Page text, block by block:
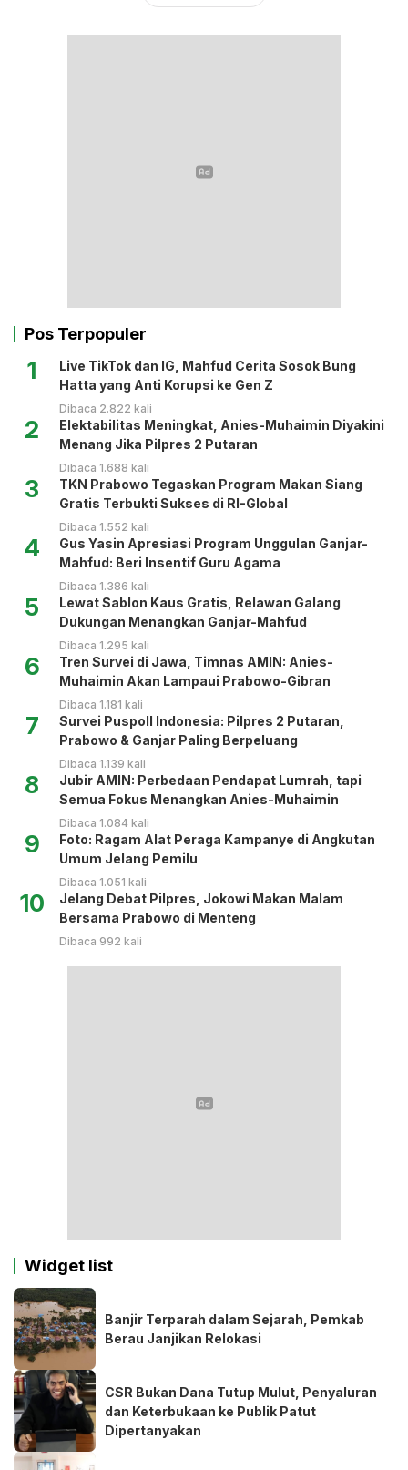
Pos Terpopuler
1
Live TikTok dan IG, Mahfud Cerita Sosok Bung
Hatta yang Anti Korupsi ke Gen Z
Dibaca 2.822 kali
2
Elektabilitas Meningkat, Anies-Muhaimin Diyakini
Menang Jika Pilpres 2 Putaran
Dibaca 1.688 kali
3
TKN Prabowo Tegaskan Program Makan Siang
Gratis Terbukti Sukses di RI-Global
Dibaca 1.552 kali
4
Gus Yasin Apresiasi Program Unggulan Ganjar-
Mahfud: Beri Insentif Guru Agama
Dibaca 1.386 kali
5
Lewat Sablon Kaus Gratis, Relawan Galang
Dukungan Menangkan Ganjar-Mahfud
Dibaca 1.295 kali
6
Tren Survei di Jawa, Timnas AMIN: Anies-
Muhaimin Akan Lampaui Prabowo-Gibran
Dibaca 1.181 kali
7
Survei Puspoll Indonesia: Pilpres 2 Putaran,
Prabowo & Ganjar Paling Berpeluang
Dibaca 1.139 kali
8
Jubir AMIN: Perbedaan Pendapat Lumrah, tapi
Semua Fokus Menangkan Anies-Muhaimin
Dibaca 1.084 kali
9
Foto: Ragam Alat Peraga Kampanye di Angkutan
Umum Jelang Pemilu
Dibaca 1.051 kali
10
Jelang Debat Pilpres, Jokowi Makan Malam
Bersama Prabowo di Menteng
Dibaca 992 kali
Widget list
Banjir Terparah dalam Sejarah, Pemkab
Berau Janjikan Relokasi
CSR Bukan Dana Tutup Mulut, Penyaluran
dan Keterbukaan ke Publik Patut
Dipertanyakan